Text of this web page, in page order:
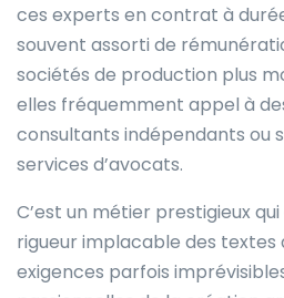
ces experts en contrat à
souvent assorti de
sociétés de production plus
elles fréquemment appel à
consultants indépendants ou
services d’avocats.
C’est un métier prestigieux
rigueur implacable des textes
exigences parfois